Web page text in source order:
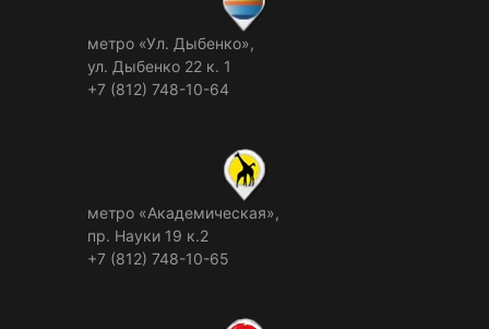
метро «Ул. Дыбенко»,
ул. Дыбенко 22 к. 1
+7 (812) 748-10-64
метро «Академическая»,
пр. Науки 19 к.2
+7 (812) 748-10-65